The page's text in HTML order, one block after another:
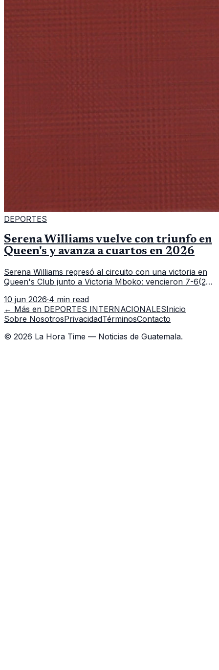
DEPORTES
Serena Williams vuelve con triunfo en
Queen's y avanza a cuartos en 2026
Serena Williams regresó al circuito con una victoria en
Queen's Club junto a Victoria Mboko: vencieron 7-6(2),
meterse en cuartos de final.
10 jun 2026·4 min read
← Más en DEPORTES INTERNACIONALESInicio
Sobre NosotrosPrivacidadTérminosContacto
© 2026 La Hora Time — Noticias de Guatemala.